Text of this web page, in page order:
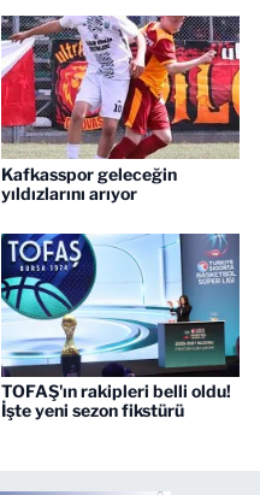
Kafkasspor geleceğin
yıldızlarını arıyor
TOFAŞ'ın rakipleri belli oldu!
İşte yeni sezon fikstürü